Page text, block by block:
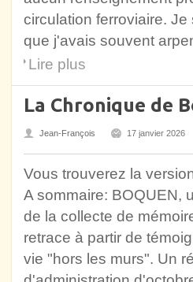
circulation ferroviaire.
que j'avais souvent
Lire plus
La Chronique de
Jean-François 17 janvier 2026
Vous trouverez la
A sommaire: BOQUEN,
de la collecte de
retrace à partir de
vie "hors les murs". Un